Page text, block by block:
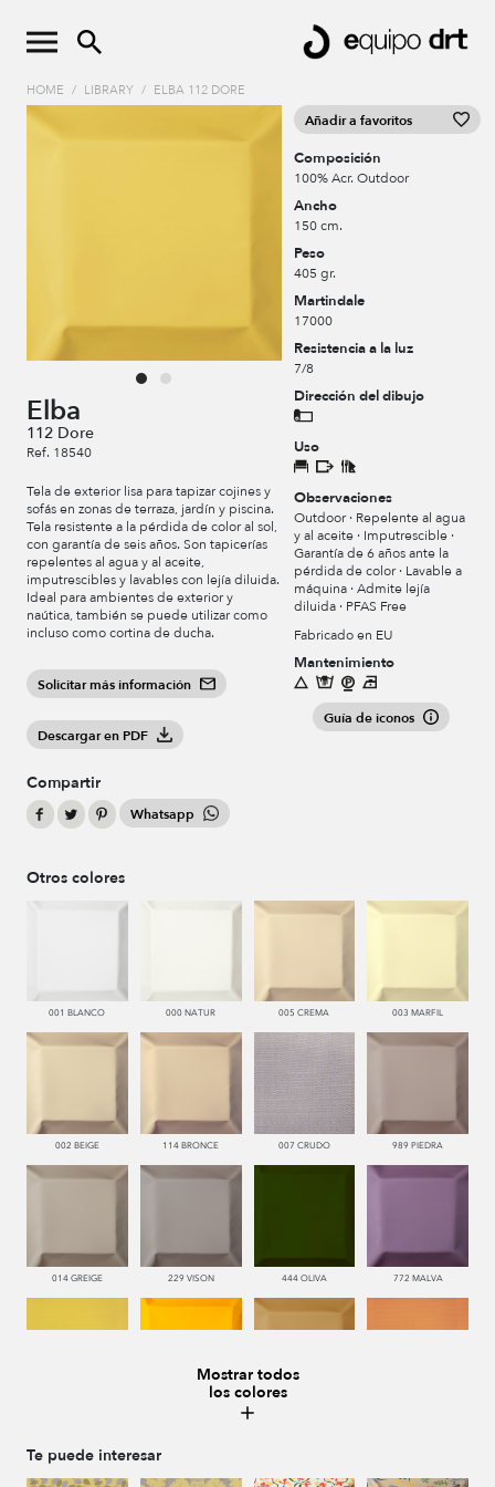
HOME / LIBRARY / ELBA 112 DORE
Elba
112 Dore
Ref. 18540
Tela de exterior lisa para tapizar cojines y
sofás en zonas de terraza, jardín y piscina.
Tela resistente a la pérdida de color al sol,
con garantía de seis años. Son tapicerías
repelentes al agua y al aceite,
imputrescibles y lavables con lejía diluida.
Ideal para ambientes de exterior y
naútica, también se puede utilizar como
incluso como cortina de ducha.
Solicitar más información
Descargar en PDF
Compartir
Whatsapp
Añadir a favoritos
Composición
100% Acr. Outdoor
Ancho
150 cm.
Peso
405 gr.
Martindale
17000
Resistencia a la luz
7/8
Dirección del dibujo
Uso
Observaciones
Outdoor · Repelente al agua
y al aceite · Imputrescible ·
Garantía de 6 años ante la
pérdida de color · Lavable a
máquina · Admite lejía
diluida · PFAS Free
Fabricado en EU
Mantenimiento
Guía de iconos
Otros colores
001 BLANCO 000 NATUR 005 CREMA 003 MARFIL
002 BEIGE 114 BRONCE 007 CRUDO 989 PIEDRA
014 GREIGE 229 VISON 444 OLIVA 772 MALVA
Mostrar todos
los colores
Te puede interesar